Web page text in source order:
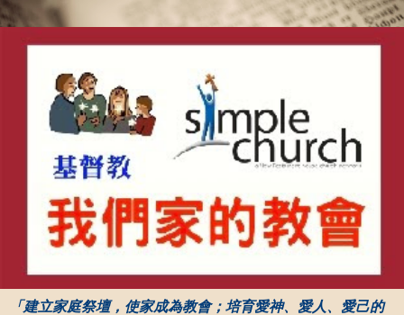
「建立家庭祭壇，使家成為教會；培育愛神、愛人、愛己的